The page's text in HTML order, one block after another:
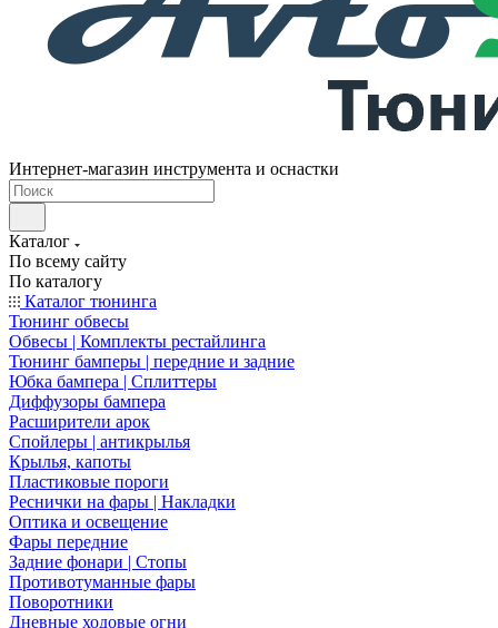
Интернет-магазин инструмента и оснастки
Каталог
По всему сайту
По каталогу
Каталог тюнинга
Тюнинг обвесы
Обвесы | Комплекты рестайлинга
Тюнинг бамперы | передние и задние
Юбка бампера | Сплиттеры
Диффузоры бампера
Расширители арок
Спойлеры | антикрылья
Крылья, капоты
Пластиковые пороги
Реснички на фары | Накладки
Оптика и освещение
Фары передние
Задние фонари | Стопы
Противотуманные фары
Поворотники
Дневные ходовые огни